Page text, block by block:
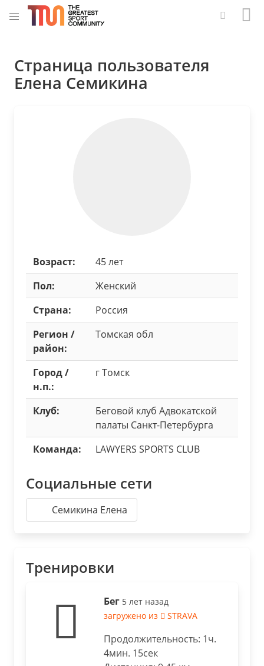
Страница пользователя
Елена Семикина
Возраст:
45 лет
Пол:
Женский
Страна:
Россия
Регион /
район:
Томская обл
Город /
н.п.:
г Томск
Клуб:
Беговой клуб Адвокатской
палаты Санкт-Петербурга
Команда:
LAWYERS SPORTS CLUB
Социальные сети
Семикина Елена
Тренировки
Бег 5 лет назад
загружено из
STRAVA
Продолжительность: 1ч.
4мин. 15сек